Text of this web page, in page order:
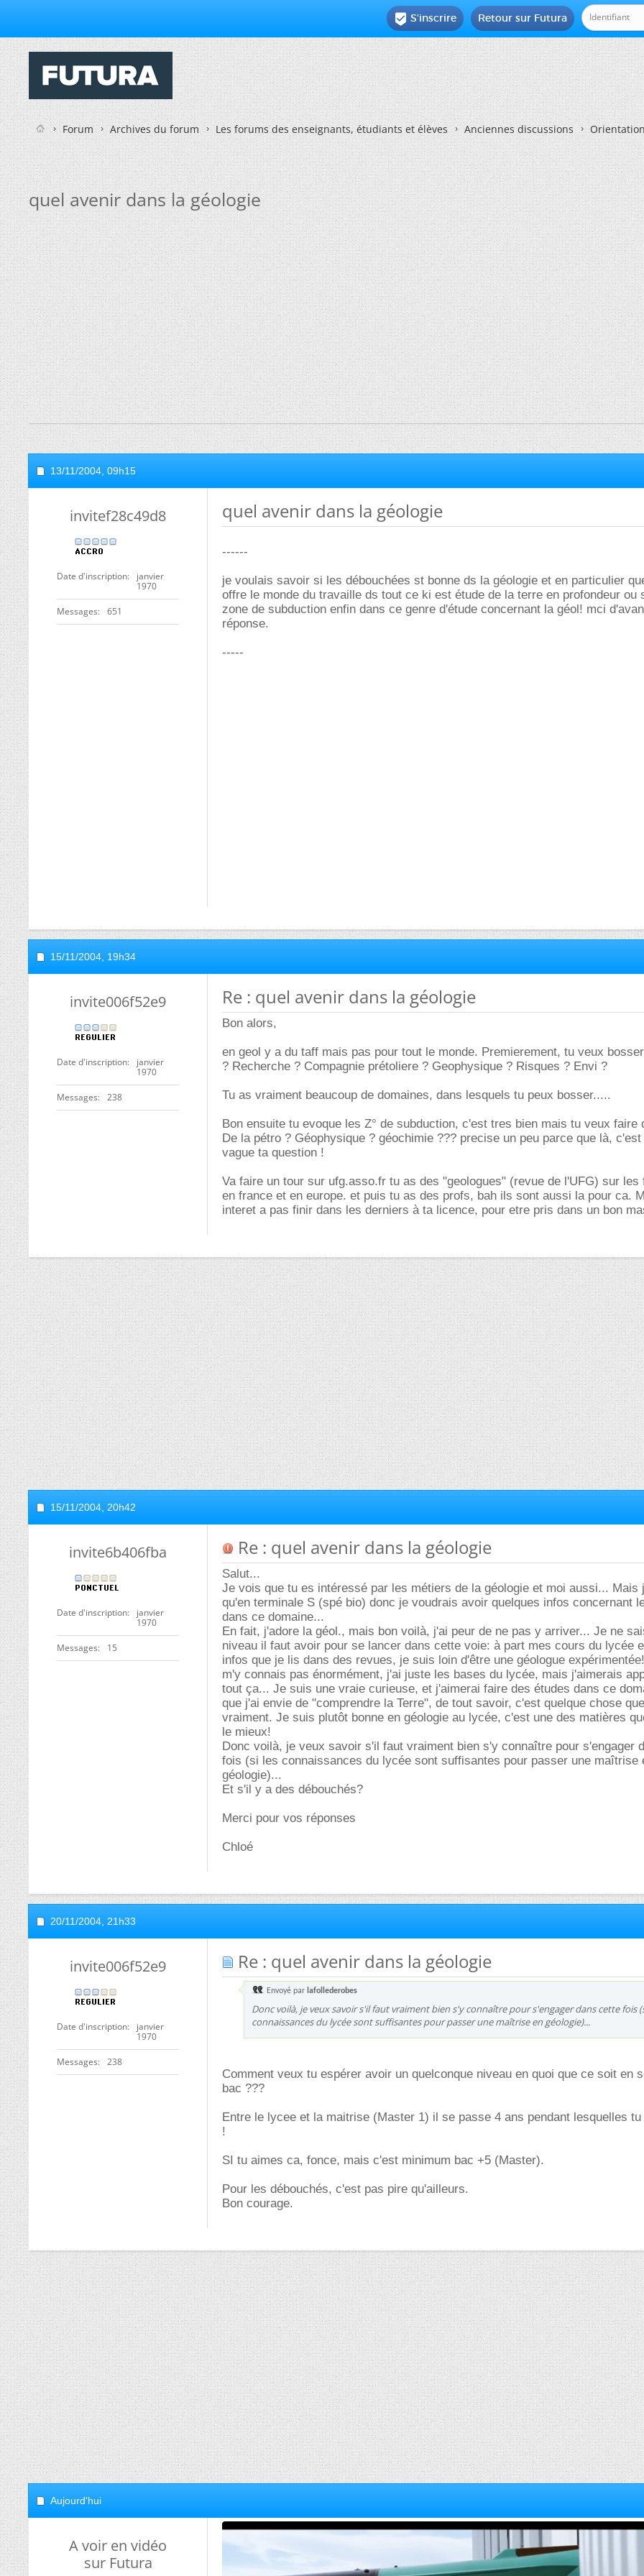
Retour sur Futura
 S'inscrire
Forum Archives du forum Les forums des enseignants, étudiants et élèves Anciennes discussions
quel avenir dans la géologie
13/11/2004, 09h15
invitef28c49d8
Date d'inscription
janvier
1970
Messages 651
quel avenir dans la géologie
------
je voulais savoir si les débouchées st bonne ds la géologie et en particulier
offre le monde du travaille ds tout ce ki est étude de la terre en profondeur ou
zone de subduction enfin dans ce genre d'étude concernant la géol! mci
réponse.
-----
15/11/2004, 19h34
invite006f52e9
Date d'inscription
janvier
1970
Messages 238
Re : quel avenir dans la géologie
Bon alors,
en geol y a du taff mais pas pour tout le monde. Premierement, tu veux
? Recherche ? Compagnie prétoliere ? Geophysique ? Risques ? Envi ?
Tu as vraiment beaucoup de domaines, dans lesquels tu peux bosser.....
Bon ensuite tu evoque les Z° de subduction, c'est tres bien mais tu veux faire
De la pétro ? Géophysique ? géochimie ??? precise un peu parce que là,
vague ta question !
Va faire un tour sur ufg.asso.fr tu as des "geologues" (revue de l'UFG) sur les
en france et en europe. et puis tu as des profs, bah ils sont aussi la pour ca.
interet a pas finir dans les derniers à ta licence, pour etre pris dans un bon
15/11/2004, 20h42
invite6b406fba
Date d'inscription
janvier
1970
Messages 15
Re : quel avenir dans la géologie
Salut...
Je vois que tu es intéressé par les métiers de la géologie et moi aussi... Mais
qu'en terminale S (spé bio) donc je voudrais avoir quelques infos concernant
dans ce domaine...
En fait, j'adore la géol., mais bon voilà, j'ai peur de ne pas y arriver... Je ne
niveau il faut avoir pour se lancer dans cette voie: à part mes cours du lycée
infos que je lis dans des revues, je suis loin d'être une géologue
m'y connais pas énormément, j'ai juste les bases du lycée, mais j'aimerais
tout ça... Je suis une vraie curieuse, et j'aimerai faire des études dans ce
que j'ai envie de "comprendre la Terre", de tout savoir, c'est quelque chose
vraiment. Je suis plutôt bonne en géologie au lycée, c'est une des matières
le mieux!
Donc voilà, je veux savoir s'il faut vraiment bien s'y connaître pour s'engager
fois (si les connaissances du lycée sont suffisantes pour passer une maîtrise
géologie)...
Et s'il y a des débouchés?
Merci pour vos réponses
Chloé
20/11/2004, 21h33
invite006f52e9
Date d'inscription
janvier
1970
Messages 238
Re : quel avenir dans la géologie
Envoyé par lafollederobes
Donc voilà, je veux savoir s'il faut vraiment bien s'y connaître pour s'engager dans cette fois
connaissances du lycée sont suffisantes pour passer une maîtrise en géologie)...
Comment veux tu espérer avoir un quelconque niveau en quoi que ce soit en
bac ???
Entre le lycee et la maitrise (Master 1) il se passe 4 ans pendant lesquelles tu
!
SI tu aimes ca, fonce, mais c'est minimum bac +5 (Master).
Pour les débouchés, c'est pas pire qu'ailleurs.
Bon courage.
Aujourd'hui
A voir en vidéo
sur Futura